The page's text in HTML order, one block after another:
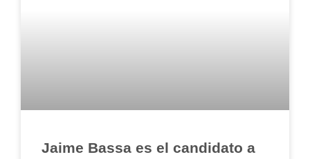
Jaime Bassa es el candidato a